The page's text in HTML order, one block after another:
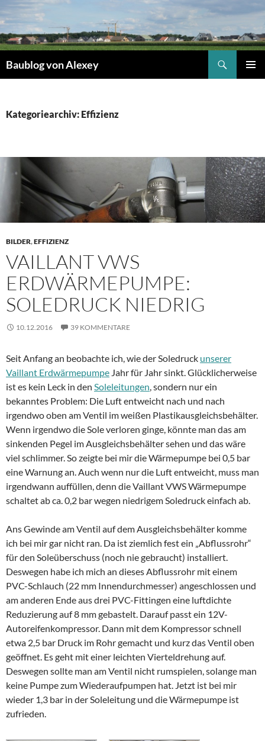
Inhalt
springen
Baublog von Alexey
Kategoriearchiv: Effizienz
BILDER,EFFIZIENZ
VAILLANT VWS
ERDWÄRMEPUMPE:
SOLEDRUCK NIEDRIG
10.12.2016 39 KOMMENTARE
Seit Anfang an beobachte ich, wie der Soledruck unserer
Vaillant Erdwärmepumpe Jahr für Jahr sinkt. Glücklicherweise
ist es kein Leck in den Soleleitungen, sondern nur ein
bekanntes Problem: Die Luft entweicht nach und nach
irgendwo oben am Ventil im weißen Plastikausgleichsbehälter.
Wenn irgendwo die Sole verloren ginge, könnte man das am
sinkenden Pegel im Ausgleichsbehälter sehen und das wäre
viel schlimmer. So zeigte bei mir die Wärmepumpe bei 0,5 bar
eine Warnung an. Auch wenn nur die Luft entweicht, muss man
irgendwann auffüllen, denn die Vaillant VWS Wärmepumpe
schaltet ab ca. 0,2 bar wegen niedrigem Soledruck einfach ab.
Ans Gewinde am Ventil auf dem Ausgleichsbehälter komme
ich bei mir gar nicht ran. Da ist ziemlich fest ein „Abflussrohr“
für den Soleüberschuss (noch nie gebraucht) installiert.
Deswegen habe ich mich an dieses Abflussrohr mit einem
PVC-Schlauch (22 mm Innendurchmesser) angeschlossen und
am anderen Ende aus drei PVC-Fittingen eine luftdichte
Reduzierung auf 8 mm gebastelt. Darauf passt ein 12V-
Autoreifenkompressor. Dann mit dem Kompressor schnell
etwa 2,5 bar Druck im Rohr gemacht und kurz das Ventil oben
geöffnet. Es geht mit einer leichten Vierteldrehung auf.
Deswegen sollte man am Ventil nicht rumspielen, solange man
keine Pumpe zum Wiederaufpumpen hat. Jetzt ist bei mir
wieder 1,3 bar in der Soleleitung und die Wärmepumpe ist
zufrieden.